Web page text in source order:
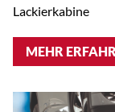
Lackierkabine
MEHR